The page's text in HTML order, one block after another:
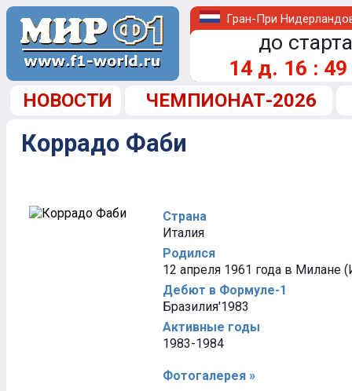
Гран-При
до
14 д. 16 : 49
НОВОСТИ ЧЕМПИОНАТ-2026
Коррадо Фаби
Страна
Италия
Родился
12 апреля 1961 года в Милане
Дебют в Формуле-1
Бразилия'1983
Активные годы
1983-1984
Фотогалерея »